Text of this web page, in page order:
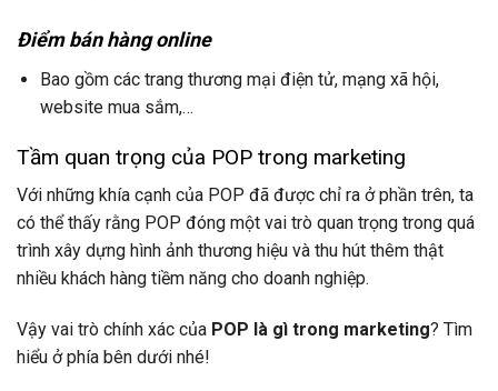
Điểm bán hàng online
Bao gồm các trang thương mại điện tử, mạng xã hội,
website mua sắm,…
Tầm quan trọng của POP trong marketing
Với những khía cạnh của POP đã được chỉ ra ở phần trên, ta
có thể thấy rằng POP đóng một vai trò quan trọng trong quá
trình xây dựng hình ảnh thương hiệu và thu hút thêm thật
nhiều khách hàng tiềm năng cho doanh nghiệp.
Vậy vai trò chính xác của POP là gì trong marketing? Tìm
hiểu ở phía bên dưới nhé!